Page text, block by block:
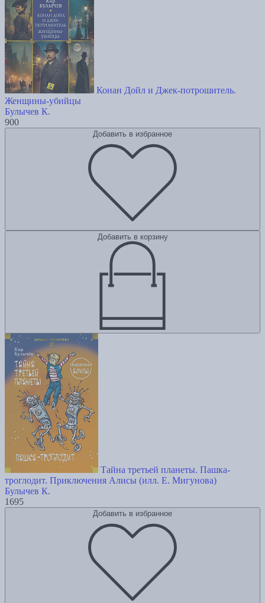
Конан Дойл и Джек-потрошитель.
Женщины-убийцы
Булычев К.
900
Добавить в избранное
Добавить в корзину
Тайна третьей планеты. Пашка-
троглодит. Приключения Алисы (илл. Е. Мигунова)
Булычев К.
1695
Добавить в избранное